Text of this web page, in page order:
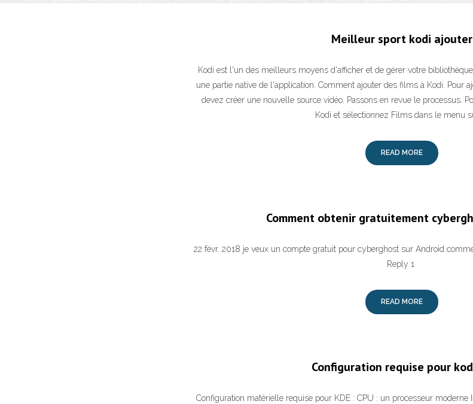
Meilleur sport kodi ajouter
Kodi est l'un des meilleurs moyens d'afficher et de gérer votre
une partie native de l'application. Comment ajouter des films à Kodi. Pour
devez créer une nouvelle source vidéo. Passons en revue le processus.
Kodi et sélectionnez Films dans le menu
READ MORE
Comment obtenir gratuitement
22 févr. 2018 je veux un compte gratuit pour cyberghost sur Android
Reply 1
READ MORE
Configuration requise pour
Configuration matérielle requise pour KDE : CPU : un processeur moderne